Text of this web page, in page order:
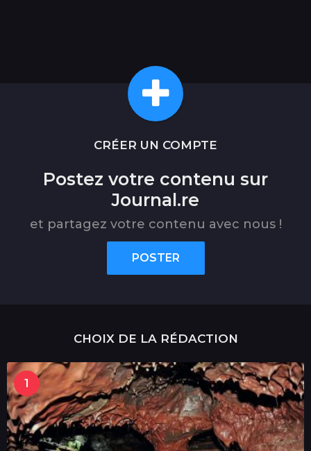
CRÉER UN COMPTE
Postez votre contenu sur
Journal.re
et partagez votre contenu avec nous !
POSTER
CHOIX DE LA RÉDACTION
1